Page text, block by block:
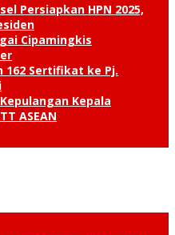
Persiapkan HPN 2025,
Cipamingkis
162 Sertifikat ke Pj.
Kepala
ASEAN